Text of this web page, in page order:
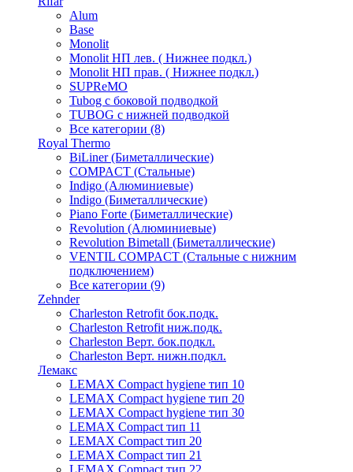
Alum
Base
Monolit
Monolit НП лев. ( Нижнее подкл.)
Monolit НП прав. ( Нижнее подкл.)
SUPReMO
Tubog с боковой подводкой
TUBOG с нижней подводкой
Все категории (8)
Royal Thermo
BiLiner (Биметаллические)
COMPACT (Стальные)
Indigo (Алюминиевые)
Indigo (Биметаллические)
Piano Forte (Биметаллические)
Revolution (Алюминиевые)
Revolution Bimetall (Биметаллические)
VENTIL COMPACT (Стальные с нижним
подключением)
Все категории (9)
Zehnder
Charleston Retrofit бок.подк.
Charleston Retrofit ниж.подк.
Charleston Верт. бок.подкл.
Charleston Верт. нижн.подкл.
Лемакс
LEMAX Compact hygiene тип 10
LEMAX Compact hygiene тип 20
LEMAX Compact hygiene тип 30
LEMAX Compact тип 11
LEMAX Compact тип 20
LEMAX Compact тип 21
LEMAX Compact тип 22